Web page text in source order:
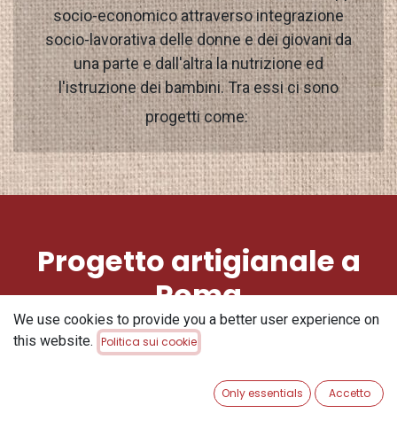
socio-economico attraverso integrazione
socio-lavorativa delle donne e dei giovani da
una parte e dall'altra la nutrizione ed
l'istruzione dei bambini. Tra essi ci sono
progetti come:
Progetto artigianale a
Roma
We use cookies to provide you a better user experience on
this website. Politica sui cookie
Only essentials Accetto